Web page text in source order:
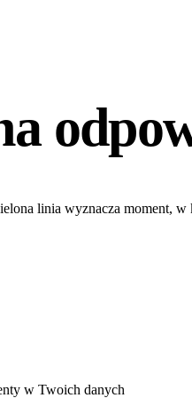
linia wyznacza moment,
w Twoich danych